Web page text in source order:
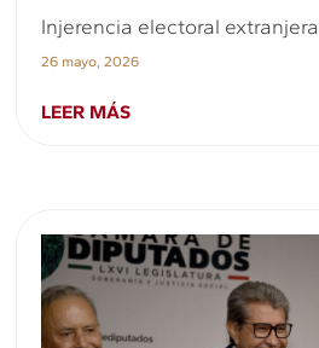
Injerencia electoral extranjera
26 mayo, 2026
LEER MÁS